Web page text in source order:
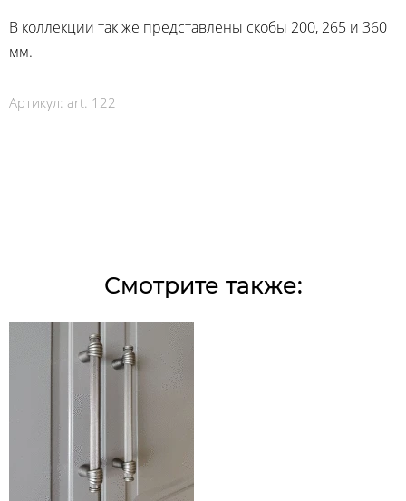
В коллекции так же представлены скобы 200, 265 и 360
мм.
Артикул: art. 122
Смотрите также: